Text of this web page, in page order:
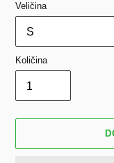
Veličina
Količina